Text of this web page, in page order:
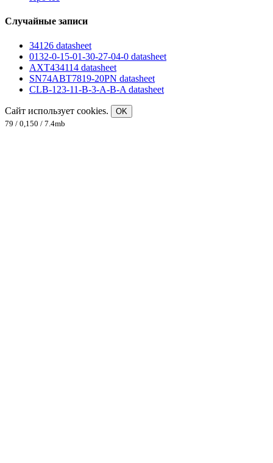
Случайные записи
34126 datasheet
0132-0-15-01-30-27-04-0 datasheet
AXT434114 datasheet
SN74ABT7819-20PN datasheet
CLB-123-11-B-3-A-B-A datasheet
Сайт использует cookies.
OK
79 / 0,150 / 7.4mb